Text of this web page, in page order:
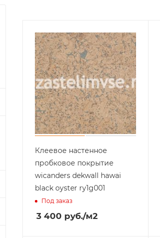
Клеевое настенное
пробковое покрытие
wicanders dekwall hawai
black oyster ry1g001
Под заказ
3 400 руб./м2